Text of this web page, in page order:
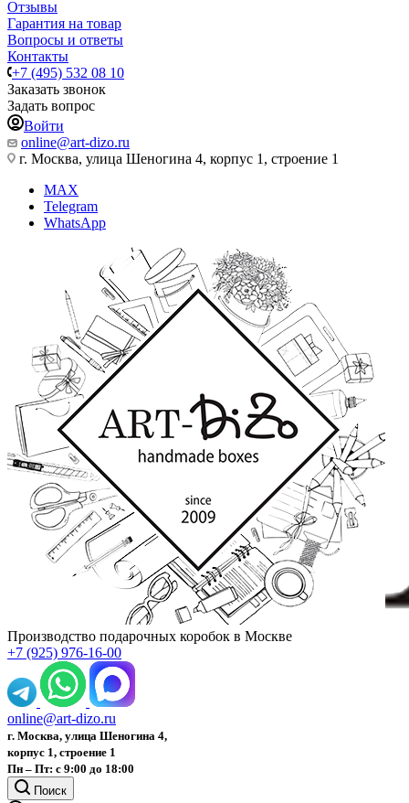
Отзывы
Гарантия на товар
Вопросы и ответы
Контакты
+7 (495) 532 08 10
Заказать звонок
Задать вопрос
Войти
online@art-dizo.ru
г. Москва, улица Шеногина 4, корпус 1, строение 1
MAX
Telegram
WhatsApp
Производство подарочных коробок в Москве
+7 (925) 976-16-00
online@art-dizo.ru
г. Москва, улица Шеногина 4,
корпус 1, строение 1
Пн – Пт: с 9:00 до 18:00
Поиск